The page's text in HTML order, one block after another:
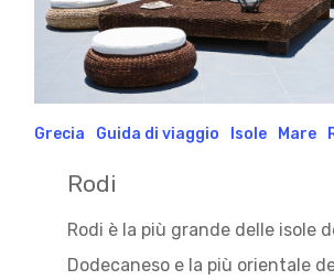
Grecia Guida di viaggio Isole Mare
Rodi
Rodi è la più grande delle isole
Dodecaneso e la più orientale